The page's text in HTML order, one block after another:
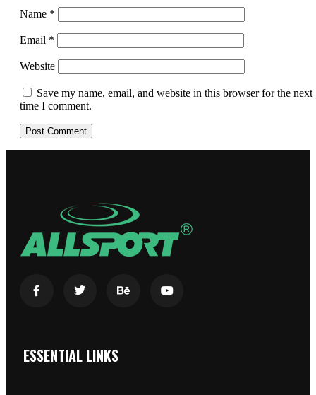
Name *
Email *
Website
Save my name, email, and website in this browser for the next
time I comment.
ESSENTIAL LINKS